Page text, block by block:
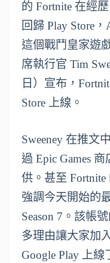
的 Fortnite 在經
回歸 Play Store
這個戰鬥皇家遊
席執行官 Tim
日）宣布，
Store 上線。
Sweeney 在推文
過 Epic Games
供。甚至 Fortnite
強調今天開始的
Season 7。該帳
多理由讓大家加
Google Play 上